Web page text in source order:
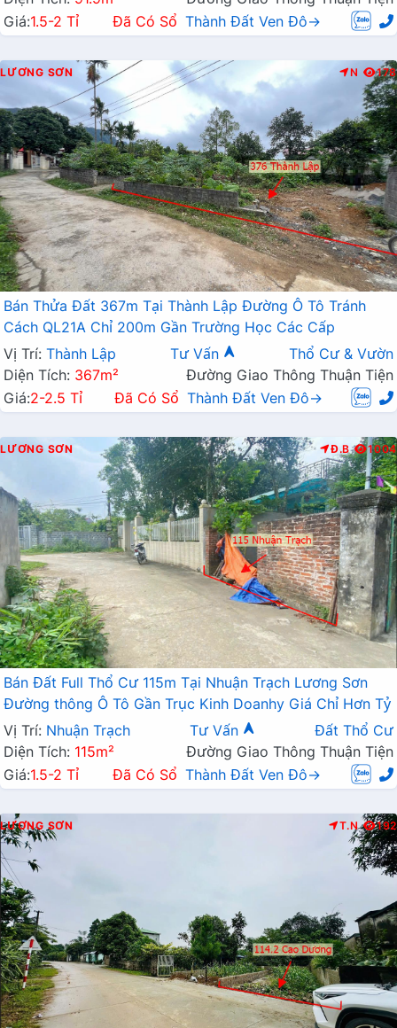
Giá:1.5-2 Tỉ Đã Có Sổ Thành Đất Ven Đô→
LƯƠNG SƠN N 178
Bán Thửa Đất 367m Tại Thành Lập Đường Ô Tô Tránh
Cách QL21A Chỉ 200m Gần Trường Học Các Cấp
Vị Trí: Thành Lập Tư Vấn
Thổ Cư & Vườn
Diện Tích: 367m²
Đường Giao Thông Thuận Tiện
Giá:2-2.5 Tỉ Đã Có Sổ Thành Đất Ven Đô→
LƯƠNG SƠN Đ.B 1004
Bán Đất Full Thổ Cư 115m Tại Nhuận Trạch Lương Sơn
Đường thông Ô Tô Gần Trục Kinh Doanhy Giá Chỉ Hơn Tỷ
Vị Trí: Nhuận Trạch Tư Vấn
Đất Thổ Cư
Diện Tích: 115m²
Đường Giao Thông Thuận Tiện
Giá:1.5-2 Tỉ Đã Có Sổ Thành Đất Ven Đô→
LƯƠNG SƠN T.N 192